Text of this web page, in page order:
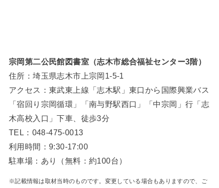
宗岡第二公民館図書室（志木市総合福祉センター3階）
住所：埼玉県志木市上宗岡1-5-1
アクセス：東武東上線「志木駅」東口から国際興業バス
「宿回り宗岡循環」「南与野駅西口」「中宗岡」行「志
木高校入口」下車、徒歩3分
TEL：048-475-0013
利用時間：9:30-17:00
駐車場：あり（無料：約100台）
※記載情報は取材当時のものです。変更している場合もありますので、ご